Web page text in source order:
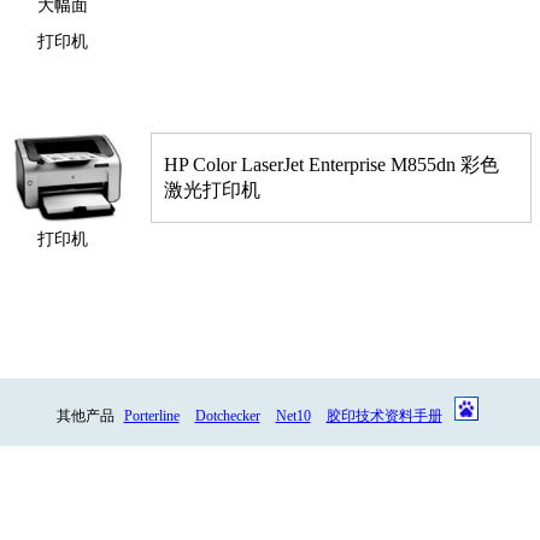
大幅面
打印机
打印机
HP Color LaserJet Enterprise M855dn 彩色
激光打印机
其他产品 Porterline Dotchecker Net10 胶印技术资料手册